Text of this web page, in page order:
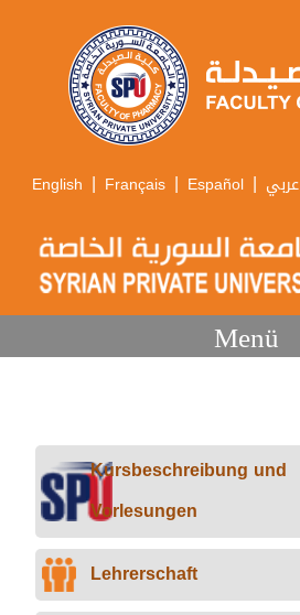
English | Français | Español | عربي
Menü
Kursbeschreibung und
Vorlesungen
Lehrerschaft